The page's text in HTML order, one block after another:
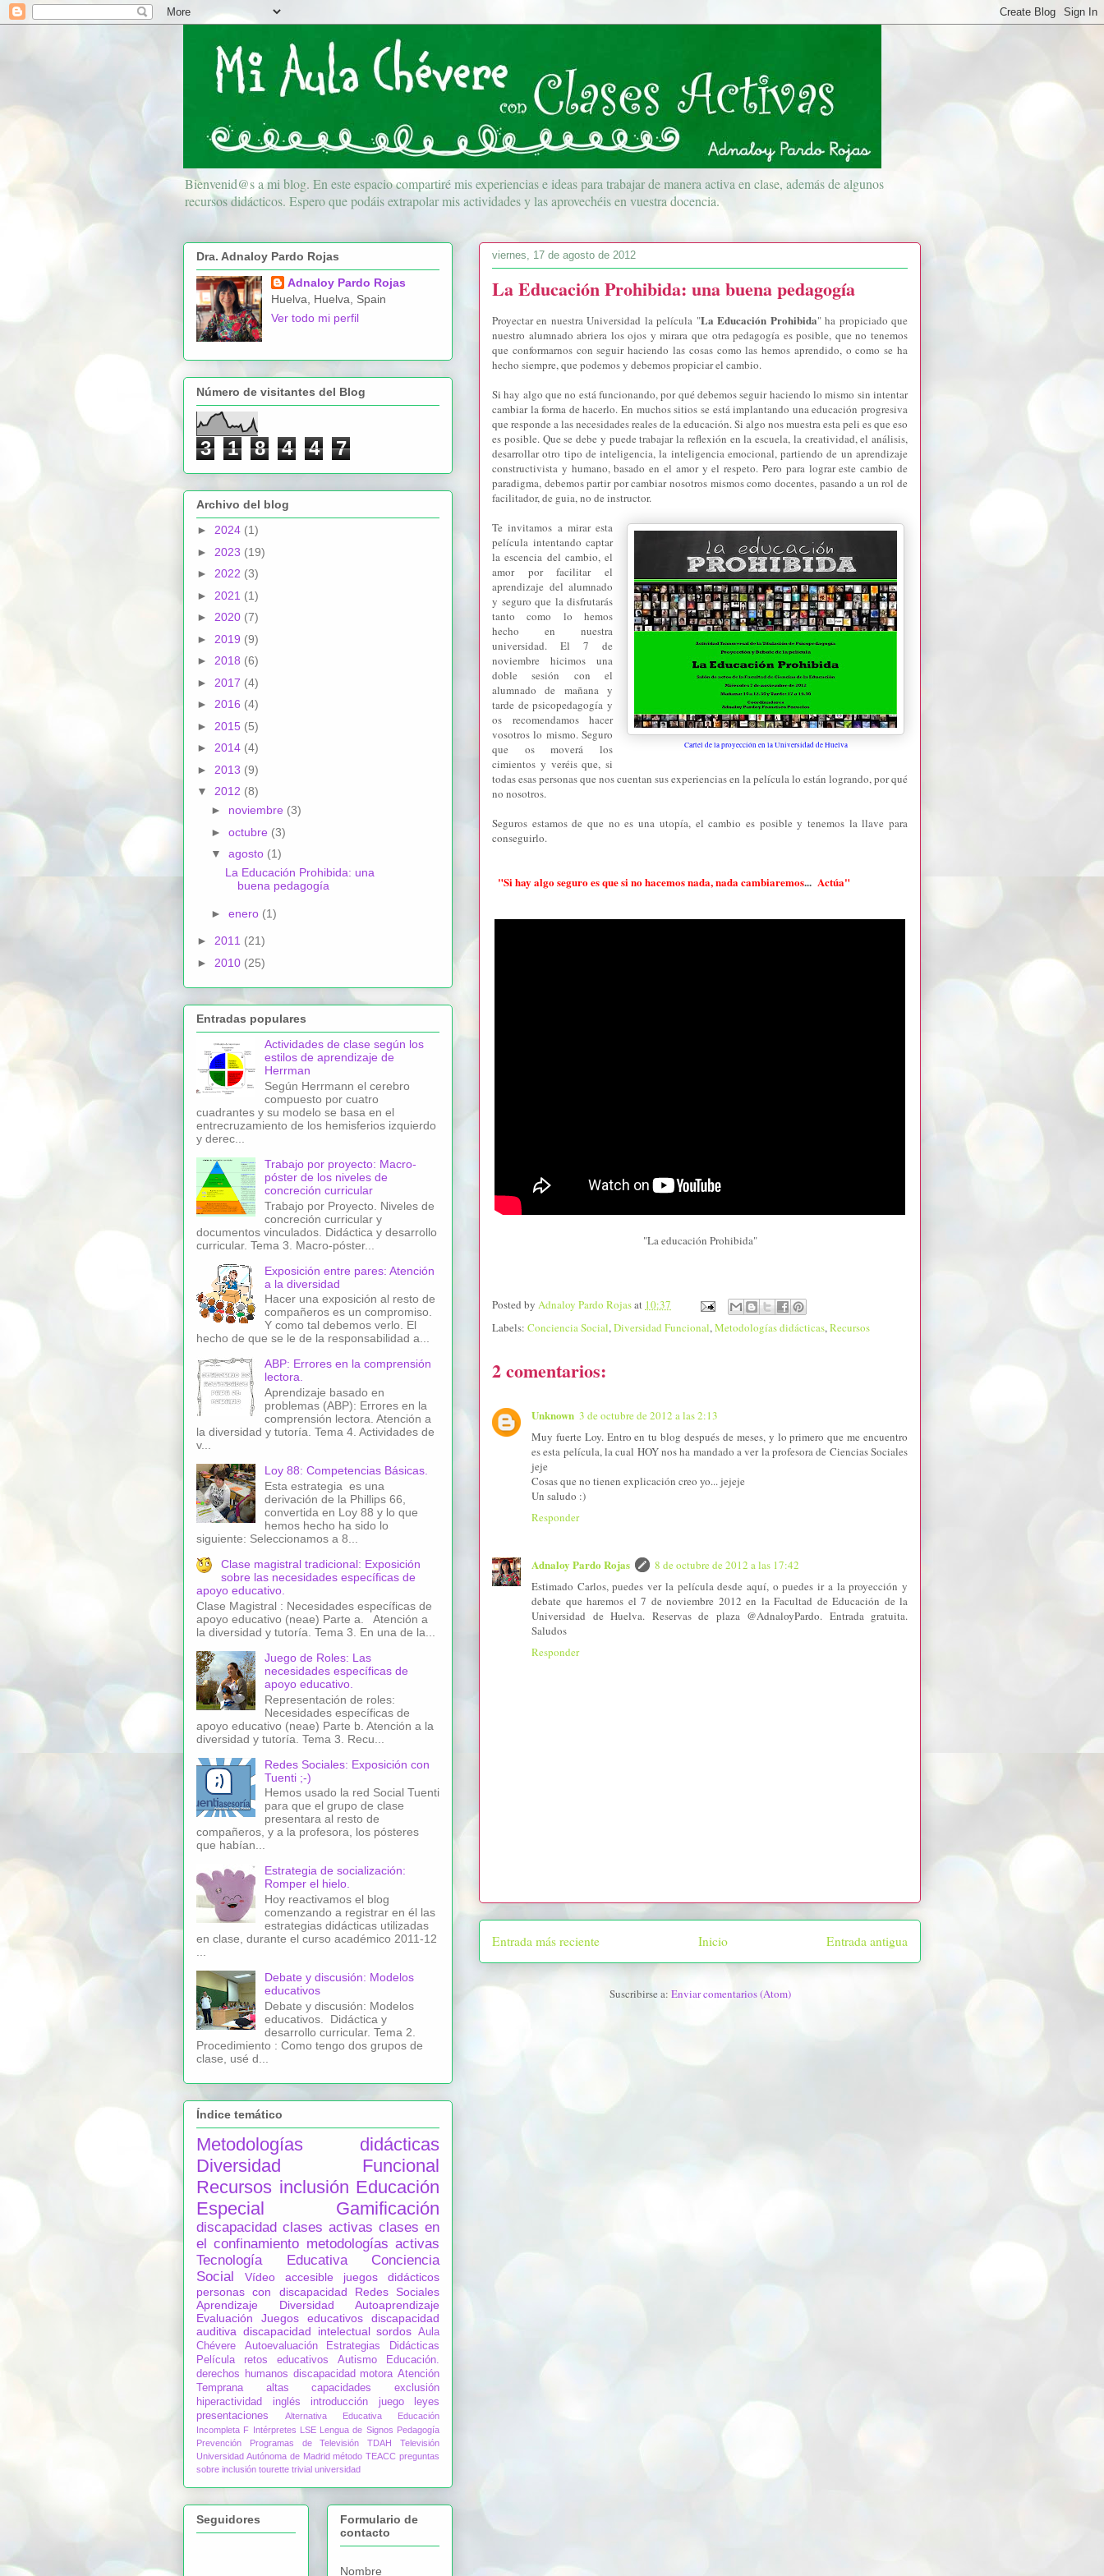
Bienvenid@s a mi blog. En este espacio compartiré mis experiencias e ideas para trabajar de manera activa en clase, además de algunos
recursos didácticos. Espero que podáis extrapolar mis actividades y las aprovechéis en vuestra docencia.
viernes, 17 de agosto de 2012
La Educación Prohibida: una buena pedagogía
Proyectar en nuestra Universidad la película "La Educación Prohibida" ha propiciado que
nuestro alumnado abriera los ojos y mirara que otra pedagogía es posible, que no tenemos
que conformarnos con seguir haciendo las cosas como las hemos aprendido, o como se ha
hecho siempre, que podemos y debemos propiciar el cambio.
Si hay algo que no está funcionando, por qué debemos seguir haciendo lo mismo sin intentar
cambiar la forma de hacerlo. En muchos sitios se está implantando una educación progresiva
que responde a las necesidades reales de la educación. Si algo nos muestra esta peli es que eso
es posible. Que se debe y puede trabajar la reflexión en la escuela, la creatividad, el análisis,
desarrollar otro tipo de inteligencia, la inteligencia emocional, partiendo de un aprendizaje
constructivista y humano, basado en el amor y el respeto. Pero para lograr este cambio de
paradigma, debemos partir por cambiar nosotros mismos como docentes, pasando a un rol de
facilitador, de guia, no de instructor.
Cartel de la proyección en la Universidad de Huelva
Te invitamos a mirar esta
película intentando captar
la escencia del cambio, el
amor por facilitar el
aprendizaje del alumnado
y seguro que la disfrutarás
tanto como lo hemos
hecho en nuestra
universidad. El 7 de
noviembre hicimos una
doble sesión con el
alumnado de mañana y
tarde de psicopedagogía y
os recomendamos hacer
vosotros lo mismo. Seguro
que os moverá los
cimientos y veréis que, si
todas esas personas que nos cuentan sus experiencias en la película lo están logrando, por qué
no nosotros.
Seguros estamos de que no es una utopía, el cambio es posible y tenemos la llave para
conseguirlo.
"Si hay algo seguro es que si no hacemos nada, nada cambiaremos... Actúa"
"La educación Prohibida"
Posted by Adnaloy Pardo Rojasat 10:37
Labels: Conciencia Social,Diversidad Funcional,Metodologías didácticas,Recursos
2 comentarios:
Unknown 3 de octubre de 2012 a las 2:13
Muy fuerte Loy. Entro en tu blog después de meses, y lo primero que me encuentro
es esta película, la cual HOY nos ha mandado a ver la profesora de Ciencias Sociales
jeje
Cosas que no tienen explicación creo yo... jejeje
Un saludo :)
Responder
Adnaloy Pardo Rojas
8 de octubre de 2012 a las 17:42
Estimado Carlos, puedes ver la película desde aquí, o puedes ir a la proyección y
debate que haremos el 7 de noviembre 2012 en la Facultad de Educación de la
Universidad de Huelva. Reservas de plaza @AdnaloyPardo. Entrada gratuita.
Saludos
Responder
Entrada más reciente Entrada antigua
Inicio
Suscribirse a: Enviar comentarios (Atom)
Dra. Adnaloy Pardo Rojas
Adnaloy Pardo Rojas
Huelva, Huelva, Spain
Ver todo mi perfil
Número de visitantes del Blog
3 1 8 4 4 7
Archivo del blog
► 2024 (1)
► 2023 (19)
► 2022 (3)
► 2021 (1)
► 2020 (7)
► 2019 (9)
► 2018 (6)
► 2017 (4)
► 2016 (4)
► 2015 (5)
► 2014 (4)
► 2013 (9)
▼ 2012 (8)
► noviembre (3)
► octubre (3)
▼ agosto (1)
La Educación Prohibida: una
buena pedagogía
► enero (1)
► 2011 (21)
► 2010 (25)
Entradas populares
Actividades de clase según los
estilos de aprendizaje de
Herrman
Según Herrmann el cerebro
compuesto por cuatro
cuadrantes y su modelo se basa en el
entrecruzamiento de los hemisferios izquierdo
y derec...
Trabajo por proyecto: Macro-
póster de los niveles de
concreción curricular
Trabajo por Proyecto. Niveles de
concreción curricular y
documentos vinculados. Didáctica y desarrollo
curricular. Tema 3. Macro-póster...
Exposición entre pares: Atención
a la diversidad
Hacer una exposición al resto de
compañeros es un compromiso.
Y como tal debemos verlo. El
hecho de que se le de la responsabilidad a...
ABP: Errores en la comprensión
lectora.
Aprendizaje basado en
problemas (ABP): Errores en la
comprensión lectora. Atención a
la diversidad y tutoría. Tema 4. Actividades de
v...
Loy 88: Competencias Básicas.
Esta estrategia es una
derivación de la Phillips 66,
convertida en Loy 88 y lo que
hemos hecho ha sido lo
siguiente: Seleccionamos a 8...
Clase magistral tradicional: Exposición
sobre las necesidades específicas de
apoyo educativo.
Clase Magistral : Necesidades específicas de
apoyo educativo (neae) Parte a. Atención a
la diversidad y tutoría. Tema 3. En una de la...
Juego de Roles: Las
necesidades específicas de
apoyo educativo.
Representación de roles:
Necesidades específicas de
apoyo educativo (neae) Parte b. Atención a la
diversidad y tutoría. Tema 3. Recu...
Redes Sociales: Exposición con
Tuenti ;-)
Hemos usado la red Social Tuenti
para que el grupo de clase
presentara al resto de
compañeros, y a la profesora, los pósteres
que habían...
Estrategia de socialización:
Romper el hielo.
Hoy reactivamos el blog
comenzando a registrar en él las
estrategias didácticas utilizadas
en clase, durante el curso académico 2011-12
...
Debate y discusión: Modelos
educativos
Debate y discusión: Modelos
educativos. Didáctica y
desarrollo curricular. Tema 2.
Procedimiento : Como tengo dos grupos de
clase, usé d...
Índice temático
Metodologías didácticas
Diversidad Funcional
Recursos inclusión Educación
Especial
Gamificación
discapacidad clases activas clases en
el confinamiento metodologías activas
Tecnología Educativa
Conciencia
Social
Vídeo accesible
juegos didácticos
personas con discapacidad
Redes Sociales
Aprendizaje
Diversidad
Autoaprendizaje
Evaluación
Juegos educativos
discapacidad
auditiva discapacidad intelectual sordos Aula
Chévere
Autoevaluación
Estrategias Didácticas
Película
retos educativos Autismo
Educación.
derechos humanos discapacidad motora Atención
Temprana
altas capacidades
exclusión
hiperactividad
inglés introducción juego
leyes
presentaciones
Alternativa Educativa
Educación
Incompleta F Intérpretes LSE Lengua de Signos Pedagogía
Prevención
Programas de Televisión TDAH
Televisión
Universidad Autónoma de Madrid método TEACC preguntas
sobre inclusión tourette trivial universidad
Seguidores
Formulario de
contacto
Nombre